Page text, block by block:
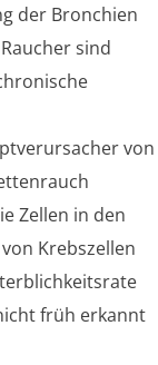
der Bronchien
sind
von
Zellen in den
Krebszellen
früh erkannt